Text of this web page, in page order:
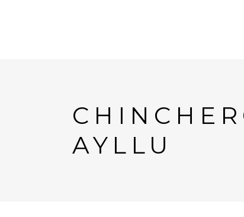
AYLLU